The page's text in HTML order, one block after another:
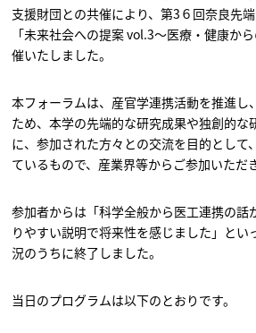
支援財団との共催により、第3６回奈良先
「未来社会への提案 vol.3～医療・健康か
催いたしました。
本フォーラムは、産官学連携活動を推進し
ため、本学の先端的な研究成果や独創的な
に、参加された方々との交流を目的として
ているもので、産業界等からご参加いただ
参加者からは「科学全般から医工連携の話
りやすい説明で将来性を感じました」とい
況のうちに終了しました。
当日のプログラムは以下のとおりです。